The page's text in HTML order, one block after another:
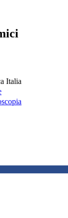
Italia